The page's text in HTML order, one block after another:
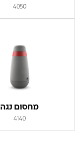
4050
מחסום נגה
4140